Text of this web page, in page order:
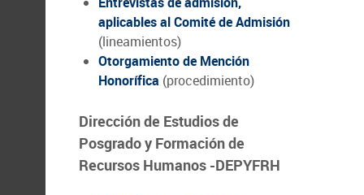
aplicables al Comité de Admisión
(lineamientos)
Otorgamiento de Mención
Honorífica (procedimiento)
Dirección de Estudios de
Posgrado y Formación de
Recursos Humanos -DEPYFRH